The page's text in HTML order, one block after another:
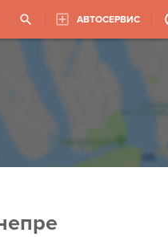
АВТОСЕРВИС